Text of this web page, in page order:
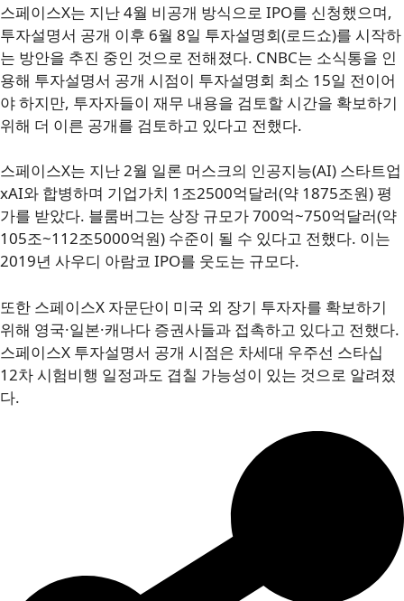
스페이스X는 지난 4월 비공개 방식으로 IPO를 신청했으며,
투자설명서 공개 이후 6월 8일 투자설명회(로드쇼)를 시작하
는 방안을 추진 중인 것으로 전해졌다. CNBC는 소식통을 인
용해 투자설명서 공개 시점이 투자설명회 최소 15일 전이어
야 하지만, 투자자들이 재무 내용을 검토할 시간을 확보하기
위해 더 이른 공개를 검토하고 있다고 전했다.
스페이스X는 지난 2월 일론 머스크의 인공지능(AI) 스타트업
xAI와 합병하며 기업가치 1조2500억달러(약 1875조원) 평
가를 받았다. 블룸버그는 상장 규모가 700억~750억달러(약
105조~112조5000억원) 수준이 될 수 있다고 전했다. 이는
2019년 사우디 아람코 IPO를 웃도는 규모다.
또한 스페이스X 자문단이 미국 외 장기 투자자를 확보하기
위해 영국·일본·캐나다 증권사들과 접촉하고 있다고 전했다.
스페이스X 투자설명서 공개 시점은 차세대 우주선 스타십
12차 시험비행 일정과도 겹칠 가능성이 있는 것으로 알려졌
다.